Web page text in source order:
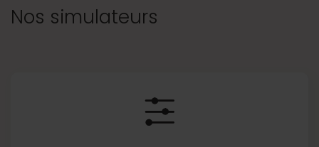
Nos simulateurs